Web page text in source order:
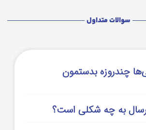
سوالات متداول
چندروزه بدستمون
به چه شکلی است؟